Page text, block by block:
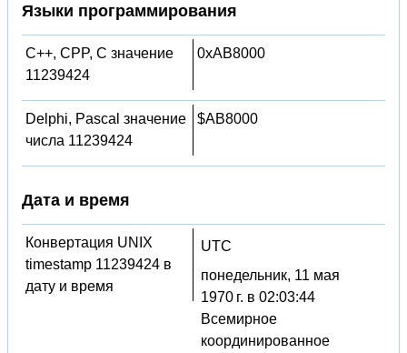
Языки программирования
C++, CPP, C значение
11239424
0xAB8000
Delphi, Pascal значение
числа 11239424
$AB8000
Дата и время
Конвертация UNIX
timestamp 11239424 в
дату и время
UTC
понедельник, 11 мая
1970 г. в 02:03:44
Всемирное
координированное